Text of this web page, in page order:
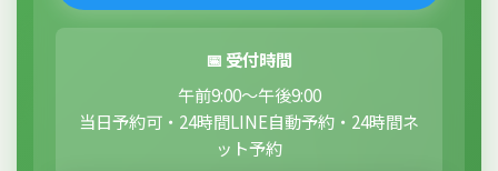
📅 受付時間
午前9:00～午後9:00
当日予約可・24時間LINE自動予約・24時間ネ
ット予約